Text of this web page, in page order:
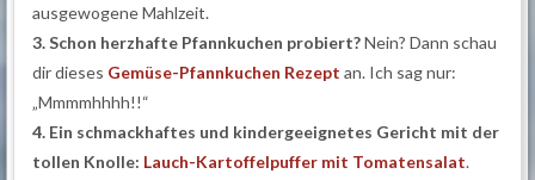
ausgewogene Mahlzeit.
3. Schon herzhafte Pfannkuchen probiert?Nein? Dann schau
dir dieses Gemüse-Pfannkuchen Rezept an. Ich sag nur:
„Mmmmhhhh!!“
4. Ein schmackhaftes und kindergeeignetes Gericht mit der
tollen Knolle: Lauch-Kartoffelpuffer mit Tomatensalat.